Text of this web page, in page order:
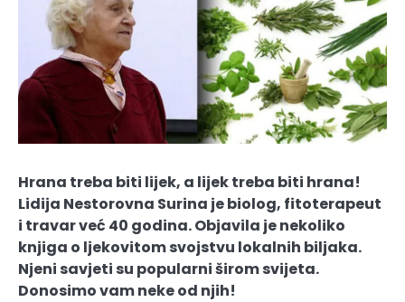
Hrana treba biti lijek, a lijek treba biti hrana!
Lidija Nestorovna Surina je biolog, fitoterapeut
i travar već 40 godina. Objavila je nekoliko
knjiga o ljekovitom svojstvu lokalnih biljaka.
Njeni savjeti su popularni širom svijeta.
Donosimo vam neke od njih!